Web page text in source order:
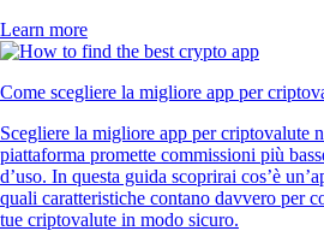
Learn more
Come scegliere la migliore app per
Scegliere la migliore app per criptovalute
piattaforma promette commissioni più
d’uso. In questa guida scoprirai cos’è
quali caratteristiche contano davvero per
tue criptovalute in modo sicuro.